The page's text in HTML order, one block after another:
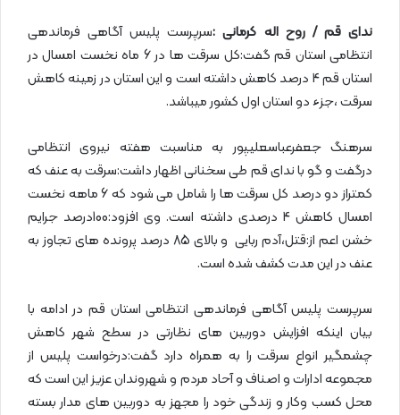
ندای قم / روح اله کرمانی :سرپرست پلیس آگاهی فرماندهی
انتظامی استان قم گفت:کل سرقت ها در 6 ماه نخست امسال در
استان قم 4 درصد کاهش داشته است و این استان در زمینه کاهش
سرقت ،جزء دو استان اول کشور میباشد.
سرهنگ جعفرعباسعلیپور به مناسبت هفته نیروی انتظامی
درگفت و گو با ندای قم طی سخنانی اظهار داشت:سرقت به عنف که
کمتراز دو درصد کل سرقت ها را شامل می شود که 6 ماهه نخست
امسال کاهش 4 درصدی داشته است. وی افزود:100درصد جرایم
خشن اعم از:قتل،آدم ربایی و بالای 85 درصد پرونده های تجاوز به
عنف در این مدت کشف شده است.
سرپرست پلیس آگاهی فرماندهی انتظامی استان قم در ادامه با
بیان اینکه افزایش دوربین های نظارتی در سطح شهر کاهش
چشمگیر انواع سرقت را به همراه دارد گفت:درخواست پلیس از
مجموعه ادارات و اصناف و آحاد مردم و شهروندان عزیز این است که
محل کسب وکار و زندگی خود را مجهز به دوربین های مدار بسته